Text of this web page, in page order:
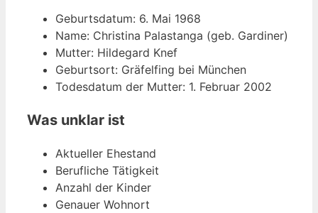
Geburtsdatum: 6. Mai 1968
Name: Christina Palastanga (geb. Gardiner)
Mutter: Hildegard Knef
Geburtsort: Gräfelfing bei München
Todesdatum der Mutter: 1. Februar 2002
Was unklar ist
Aktueller Ehestand
Berufliche Tätigkeit
Anzahl der Kinder
Genauer Wohnort